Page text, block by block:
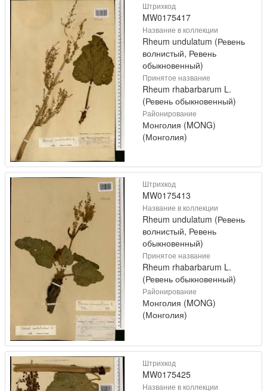
Штрихкод
MW0175417
Название в коллекции
Rheum undulatum (Ревень
волнистый, Ревень
обыкновенный)
Принятое название
Rheum rhabarbarum L.
(Ревень обыкновенный)
Районирование
Монголия (MONG)
(Монголия)
Штрихкод
MW0175413
Название в коллекции
Rheum undulatum (Ревень
волнистый, Ревень
обыкновенный)
Принятое название
Rheum rhabarbarum L.
(Ревень обыкновенный)
Районирование
Монголия (MONG)
(Монголия)
Штрихкод
MW0175425
Название в коллекции